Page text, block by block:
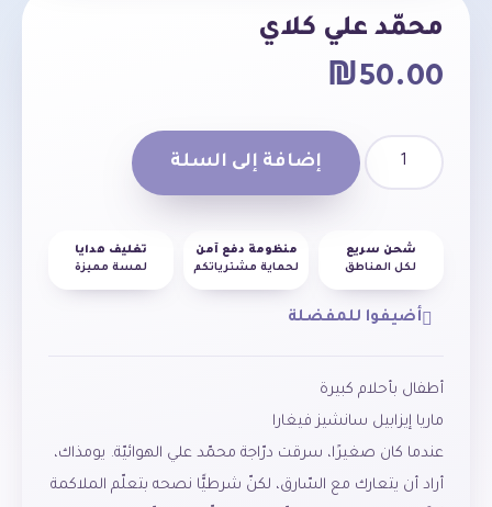
محمّد علي كلاي
₪50.00
إضافة إلى السلة
شحن سريع
لكل المناطق
منظومة دفع آمن
لحماية مشترياتكم
تغليف هدايا
لمسة مميزة
أضيفوا للمفضلة
أطفال بأحلام كبيرة
ماريا إيزابيل سانشيز فيغارا
عندما كان صغيرًا، سرقت درّاجة محمّد علي الهوائيّة. يومذاك،
أراد أن يتعارك مع السّارق، لكنّ شرطيًّا نصحه بتعلّم الملاكمة